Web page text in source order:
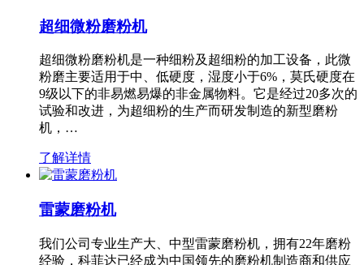
超细微粉磨粉机
超细微粉磨粉机是一种细粉及超细粉的加工设备，此微
粉磨主要适用于中、低硬度，湿度小于6%，莫氏硬度在
9级以下的非易燃易爆的非金属物料。它是经过20多次的
试验和改进，为超细粉的生产而研发制造的新型磨粉
机，…
了解详情
雷蒙磨粉机
我们公司专业生产大、中型雷蒙磨粉机，拥有22年磨粉
经验，科菲达已经成为中国领先的磨粉机制造商和供应